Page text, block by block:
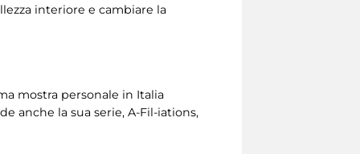
interiore e cambiare la
mostra personale in Italia
anche la sua serie, A-Fil-iations,